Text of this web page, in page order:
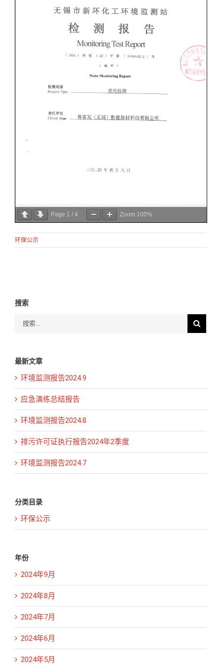
Page 1 / 4 Zoom 100%
环保公示
搜索
最新文章
环境监测报告2024.9
应急演练总结报告
环境监测报告2024.8
排污许可证执行报告2024年2季度
环境监测报告2024.7
分类目录
环保公示
年份
2024年9月
2024年8月
2024年7月
2024年6月
2024年5月